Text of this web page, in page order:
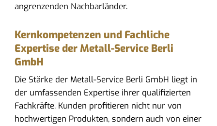
angrenzenden Nachbarländer.
Kernkompetenzen und Fachliche
Expertise der Metall-Service Berli
GmbH
Die Stärke der Metall-Service Berli GmbH liegt in
der umfassenden Expertise ihrer qualifizierten
Fachkräfte. Kunden profitieren nicht nur von
hochwertigen Produkten, sondern auch von einer